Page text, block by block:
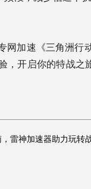
网加速《三角洲
，开启你的特战之
雷神加速器助力玩转